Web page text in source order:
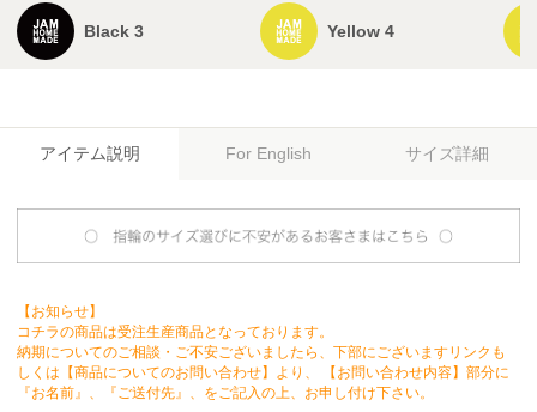
Black 3 Yellow 4
アイテム説明 For English サイズ詳細
【お知らせ】
コチラの商品は受注生産商品となっております。
納期についてのご相談・ご不安ございましたら、下部にございますリンクも
しくは【商品についてのお問い合わせ】より、 【お問い合わせ内容】部分に
『お名前』、『ご送付先』、をご記入の上、お申し付け下さい。